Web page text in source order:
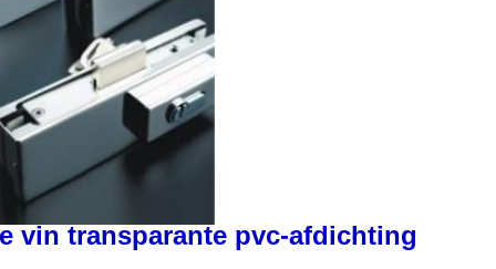
vin transparante pvc-afdichting